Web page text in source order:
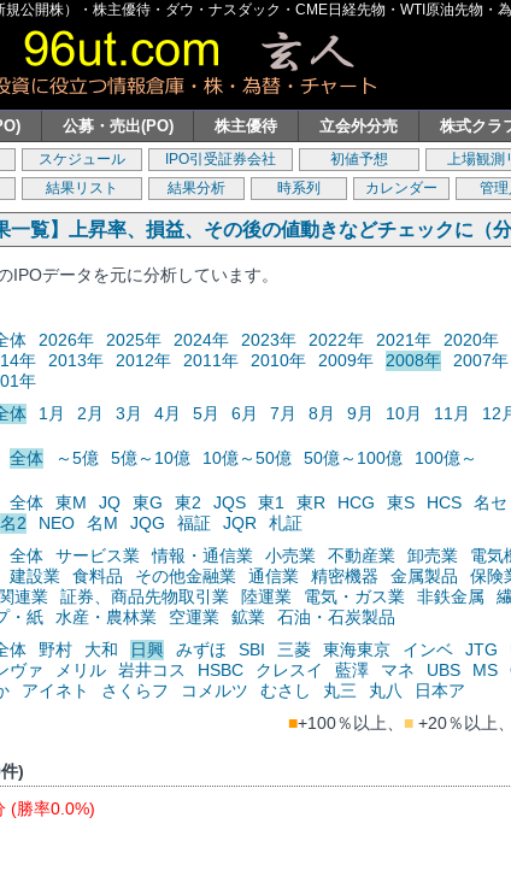
規公開株）・株主優待・ダウ・ナスダック・CME日経先物・WTI原油先物
公募・売出(PO) 株主優待 立会外分売 株式クラ
スケジュール IPO引受証券会社 初値予想 上場観測
結果リスト 結果分析 時系列 カレンダー 管理
一覧】上昇率、損益、その後の値動きなどチェックに（分
IPOデータを元に分析しています。
体 2026年 2025年 2024年 2023年 2022年 2021年 2020年
年 2013年 2012年 2011年 2010年 2009年 2008年 2007年
年
体 1月 2月 3月 4月 5月 6月 7月 8月 9月 10月 11月 12
全体 ～5億 5億～10億 10億～50億 50億～100億 100億～
全体 東M JQ 東G 東2 JQS 東1 東R HCG 東S HCS 名セ
名2 NEO 名M JQG 福証 JQR
札証
全体 サービス業 情報・通信業 小売業 不動産業 卸売業 電気
建設業 食料品 その他金融業 通信業 精密機器 金属製品 保険
連業
証券、商品先物取引業 陸運業 電気・ガス業 非鉄金属
・紙 水産・農林業 空運業 鉱業
石油・石炭製品
体 野村 大和 日興 みずほ SBI 三菱 東海東京 インベ JTG
ヴァ メリル 岩井コス HSBC クレスイ 藍澤 マネ UBS MS
アイネト さくらフ コメルツ むさし 丸三 丸八
日本ア
■+100％以上、 ■+20％以上、
)
(勝率0.0%)